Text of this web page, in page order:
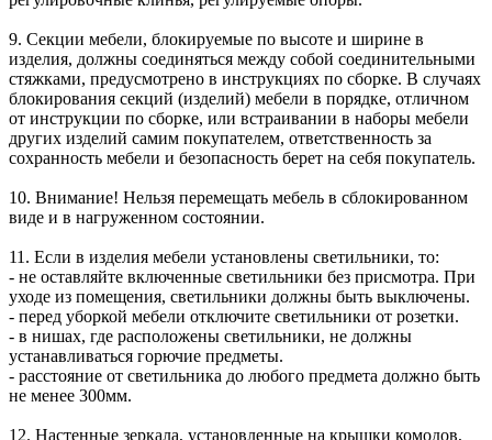
9. Секции мебели, блокируемые по высоте и ширине в
изделия, должны соединяться между собой соединительными
стяжками, предусмотрено в инструкциях по сборке. В случаях
блокирования секций (изделий) мебели в порядке, отличном
от инструкции по сборке, или встраивании в наборы мебели
других изделий самим покупателем, ответственность за
сохранность мебели и безопасность берет на себя покупатель.
10. Внимание! Нельзя перемещать мебель в сблокированном
виде и в нагруженном состоянии.
11. Если в изделия мебели установлены светильники, то:
- не оставляйте включенные светильники без присмотра. При
уходе из помещения, светильники должны быть выключены.
- перед уборкой мебели отключите светильники от розетки.
- в нишах, где расположены светильники, не должны
устанавливаться горючие предметы.
- расстояние от светильника до любого предмета должно быть
не менее 300мм.
12. Настенные зеркала, установленные на крышки комодов,